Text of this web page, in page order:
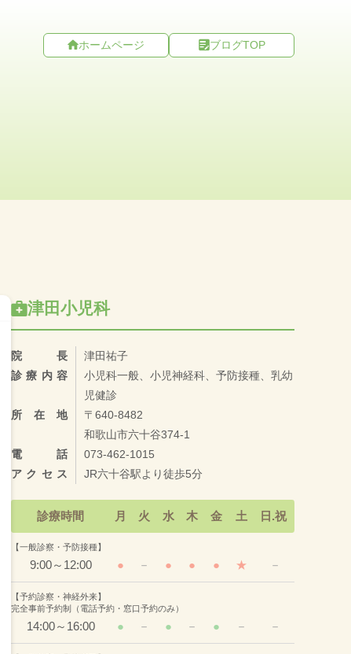
ホームページ ブログTOP
津田小児科
院長
津田祐子
診療内容
小児科一般、小児神経科、予防接種、乳幼
児健診
所在地
〒640-8482
和歌山市六十谷374-1
電話
073-462-1015
アクセス
JR六十谷駅より徒歩5分